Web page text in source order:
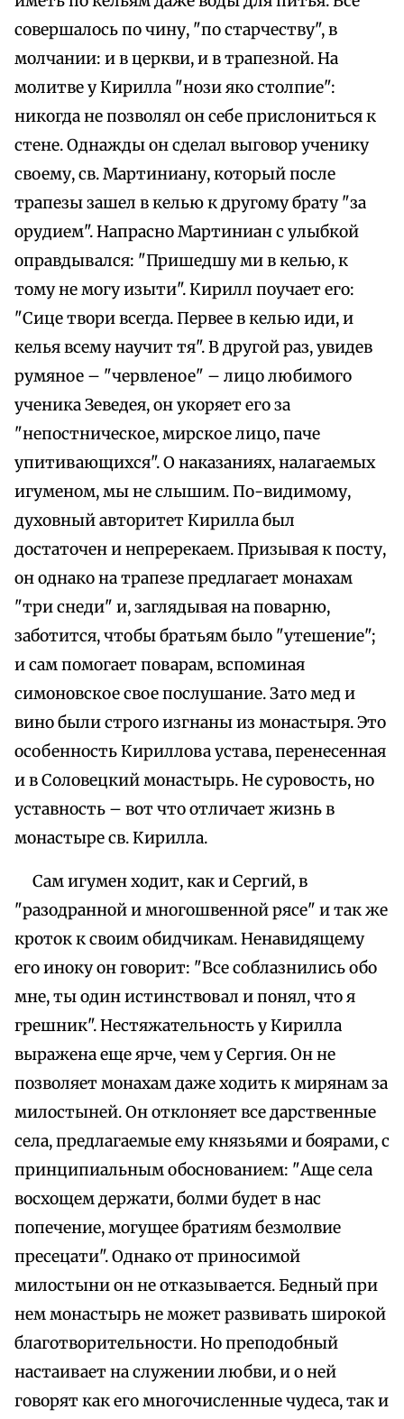
совершалось по чину, "по старчеству", в
молчании: и в церкви, и в трапезной. На
молитве у Кирилла "нози яко столпие":
никогда не позволял он себе прислониться к
стене. Однажды он сделал выговор ученику
своему, св. Мартиниану, который после
трапезы зашел в келью к другому брату "за
орудием". Напрасно Мартиниан с улыбкой
оправдывался: "Пришедшу ми в келью, к
тому не могу изыти". Кирилл поучает его:
"Сице твори всегда. Первее в келью иди, и
келья всему научит тя". В другой раз, увидев
румяное – "червленое" – лицо любимого
ученика Зеведея, он укоряет его за
"непостническое, мирское лицо, паче
упитивающихся". О наказаниях, налагаемых
игуменом, мы не слышим. По-видимому,
духовный авторитет Кирилла был
достаточен и непререкаем. Призывая к посту,
он однако на трапезе предлагает монахам
"три снеди" и, заглядывая на поварню,
заботится, чтобы братьям было "утешение";
и сам помогает поварам, вспоминая
симоновское свое послушание. Зато мед и
вино были строго изгнаны из монастыря. Это
особенность Кириллова устава, перенесенная
и в Соловецкий монастырь. Не суровость, но
уставность – вот что отличает жизнь в
монастыре св. Кирилла.
Сам игумен ходит, как и Сергий, в
"разодранной и многошвенной рясе" и так же
кроток к своим обидчикам. Ненавидящему
его иноку он говорит: "Все соблазнились обо
мне, ты один истинствовал и понял, что я
грешник". Нестяжательность у Кирилла
выражена еще ярче, чем у Сергия. Он не
позволяет монахам даже ходить к мирянам за
милостыней. Он отклоняет все дарственные
села, предлагаемые ему князьями и боярами, с
принципиальным обоснованием: "Аще села
восхощем держати, болми будет в нас
попечение, могущее братиям безмолвие
пресецати". Однако от приносимой
милостыни он не отказывается. Бедный при
нем монастырь не может развивать широкой
благотворительности. Но преподобный
настаивает на служении любви, и о ней
говорят как его многочисленные чудеса, так и